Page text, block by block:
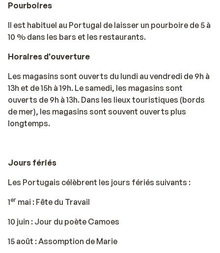
Pourboires
Il est habituel au Portugal de laisser un pourboire de 5 à
10 % dans les bars et les restaurants.
Horaires d'ouverture
Les magasins sont ouverts du lundi au vendredi de 9h à
13h et de 15h à 19h. Le samedi, les magasins sont
ouverts de 9h à 13h. Dans les lieux touristiques (bords
de mer), les magasins sont souvent ouverts plus
longtemps.
Jours fériés
Les Portugais célèbrent les jours fériés suivants :
1er mai : Fête du Travail
10 juin : Jour du poète Camoes
15 août : Assomption de Marie